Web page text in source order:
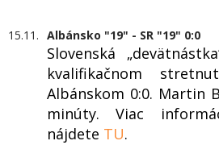
15.11. Albánsko "19" - SR "19" 0:0
Slovenská
kvalifikačnom
Albánskom 0:0. Martin
minúty. Viac
nájdete TU.